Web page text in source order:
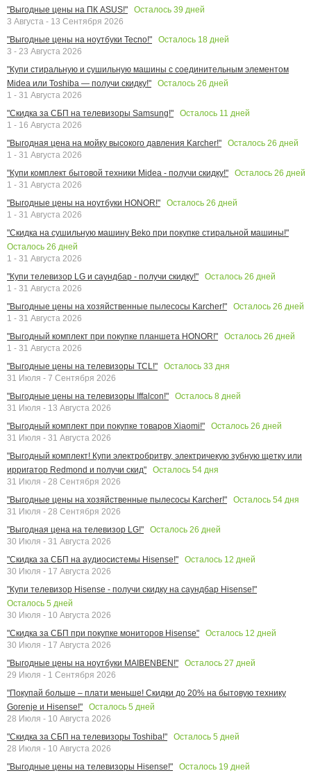
"Выгодные цены на ПК ASUS!"
Осталось 39 дней
3 Августа - 13 Сентября 2026
"Выгодные цены на ноутбуки Tecno!"
Осталось 18 дней
3 - 23 Августа 2026
"Купи стиральную и сушильную машины с соединительным элементом
Midea или Toshiba — получи скидку!"
Осталось 26 дней
1 - 31 Августа 2026
"Скидка за СБП на телевизоры Samsung!"
Осталось 11 дней
1 - 16 Августа 2026
"Выгодная цена на мойку высокого давления Karcher!"
Осталось 26 дней
1 - 31 Августа 2026
"Купи комплект бытовой техники Midea - получи скидку!"
Осталось 26 дней
1 - 31 Августа 2026
"Выгодные цены на ноутбуки HONOR!"
Осталось 26 дней
1 - 31 Августа 2026
"Скидка на сушильную машину Beko при покупке стиральной машины!"
Осталось 26 дней
1 - 31 Августа 2026
"Купи телевизор LG и саундбар - получи скидку!"
Осталось 26 дней
1 - 31 Августа 2026
"Выгодные цены на хозяйственные пылесосы Karcher!"
Осталось 26 дней
1 - 31 Августа 2026
"Выгодный комплект при покупке планшета HONOR!"
Осталось 26 дней
1 - 31 Августа 2026
"Выгодные цены на телевизоры TCL!"
Осталось 33 дня
31 Июля - 7 Сентября 2026
"Выгодные цены на телевизоры Iffalcon!"
Осталось 8 дней
31 Июля - 13 Августа 2026
"Выгодный комплект при покупке товаров Xiaomi!"
Осталось 26 дней
31 Июля - 31 Августа 2026
"Выгодный комплект! Купи электробритву, электричекую зубную щетку или
ирригатор Redmond и получи скид"
Осталось 54 дня
31 Июля - 28 Сентября 2026
"Выгодные цены на хозяйственные пылесосы Karcher!"
Осталось 54 дня
31 Июля - 28 Сентября 2026
"Выгодная цена на телевизор LG!"
Осталось 26 дней
30 Июля - 31 Августа 2026
"Скидка за СБП на аудиосистемы Hisense!"
Осталось 12 дней
30 Июля - 17 Августа 2026
"Купи телевизор Hisense - получи скидку на саундбар Hisense!"
Осталось 5 дней
30 Июля - 10 Августа 2026
"Скидка за СБП при покупке мониторов Hisense"
Осталось 12 дней
30 Июля - 17 Августа 2026
"Выгодные цены на ноутбуки MAIBENBEN!"
Осталось 27 дней
29 Июля - 1 Сентября 2026
"Покупай больше – плати меньше! Скидки до 20% на бытовую технику
Gorenje и Hisense!"
Осталось 5 дней
28 Июля - 10 Августа 2026
"Скидка за СБП на телевизоры Toshiba!"
Осталось 5 дней
28 Июля - 10 Августа 2026
"Выгодные цены на телевизоры Hisense!"
Осталось 19 дней